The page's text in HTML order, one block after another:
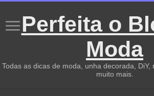
Perfeita o
Moda
Todas as dicas de moda, unha decorada, DiY,
muito mais.